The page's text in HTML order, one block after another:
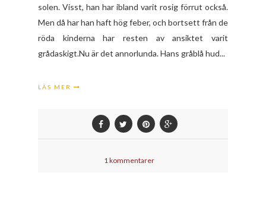
solen. Visst, han har ibland varit rosig förrut också.
Men då har han haft hög feber, och bortsett från de
röda kinderna har resten av ansiktet varit
grådaskigt.Nu är det annorlunda. Hans gråblå hud...
LÄS MER
1 kommentarer